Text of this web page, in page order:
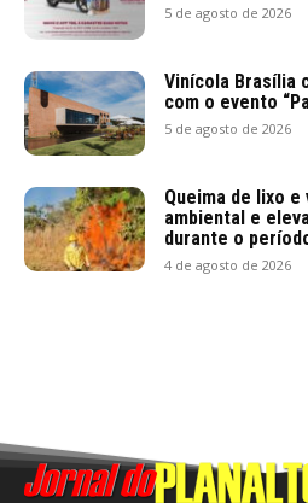
5 de agosto de 2026
Vinícola Brasília
com o evento
5 de agosto de 2026
Queima de lixo
ambiental e
durante o
4 de agosto de 2026